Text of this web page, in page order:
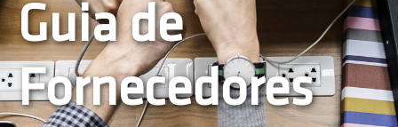
Guia de
Fornecedores